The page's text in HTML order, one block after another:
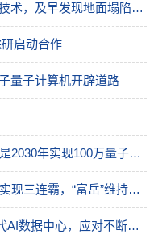
NTT借助光纤捕捉地下振动的DAS技术，及早发现地面塌陷风险
启动合作
量子计算机开辟道路
NTT与OptQC签署合作协议，目标是2030年实现100万量子比特光量子计算机
【超算TOP500】 美国“El Capitan”实现三连霸，“富岳”维持第7位
RUTILEA等4家企业携手构建下一代AI数据中心，应对不断增长的GPU算力需求